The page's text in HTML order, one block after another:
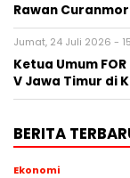
Rawan
Jumat, 24 Juli 2026 -
Ketua Umum
V Jawa Timur di
BERITA
Ekonomi